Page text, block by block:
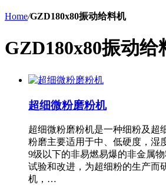
Home/GZD180x80振动给料机
GZD180x80振动给
超细微粉磨粉机
超细微粉磨粉机是一种细粉及超
粉磨主要适用于中、低硬度，湿
9级以下的非易燃易爆的非金属
试验和改进，为超细粉的生产而
机，…